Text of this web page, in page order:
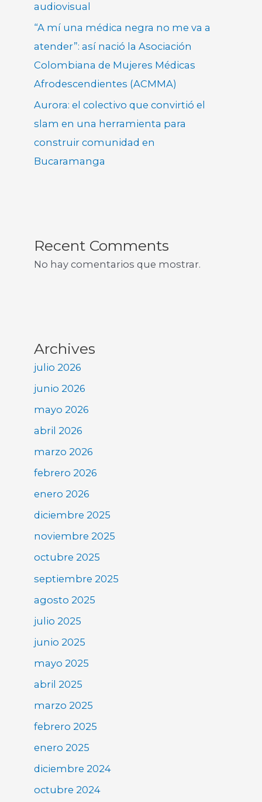
audiovisual
“A mí una médica negra no me va a
atender”: así nació la Asociación
Colombiana de Mujeres Médicas
Afrodescendientes (ACMMA)
Aurora: el colectivo que convirtió el
slam en una herramienta para
construir comunidad en
Bucaramanga
Recent Comments
No hay comentarios que mostrar.
Archives
julio 2026
junio 2026
mayo 2026
abril 2026
marzo 2026
febrero 2026
enero 2026
diciembre 2025
noviembre 2025
octubre 2025
septiembre 2025
agosto 2025
julio 2025
junio 2025
mayo 2025
abril 2025
marzo 2025
febrero 2025
enero 2025
diciembre 2024
octubre 2024